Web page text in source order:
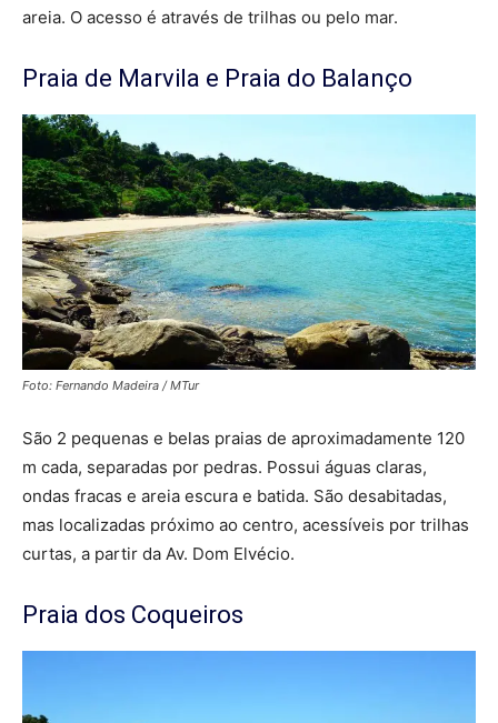
areia. O acesso é através de trilhas ou pelo mar.
Praia de Marvila e Praia do Balanço
Foto: Fernando Madeira / MTur
São 2 pequenas e belas praias de aproximadamente 120
m cada, separadas por pedras. Possui águas claras,
ondas fracas e areia escura e batida. São desabitadas,
mas localizadas próximo ao centro, acessíveis por trilhas
curtas, a partir da Av. Dom Elvécio.
Praia dos Coqueiros